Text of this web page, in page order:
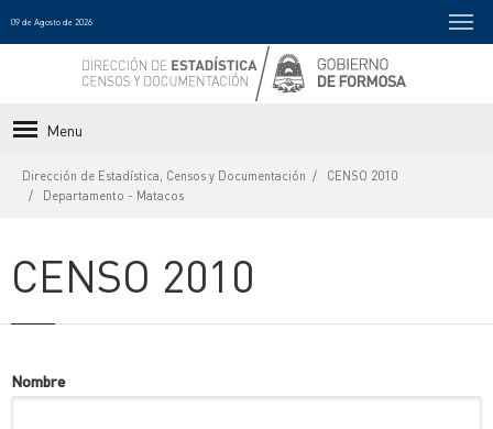
09 de Agosto de 2026
Menu
Dirección de Estadística, Censos y Documentación
CENSO 2010
Departamento - Matacos
CENSO 2010
Nombre